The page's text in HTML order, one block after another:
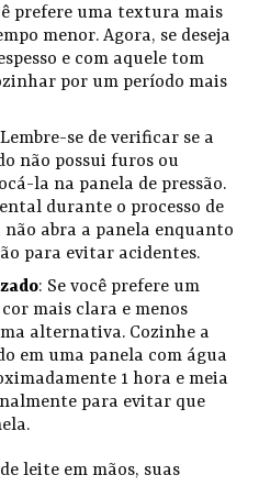
prefere uma textura mais
menor. Agora, se deseja
e com aquele tom
por um período mais
se de verificar se a
não possui furos ou
la na panela de pressão.
durante o processo de
não abra a panela enquanto
para evitar acidentes.
: Se você prefere um
mais clara e menos
alternativa. Cozinhe a
em uma panela com água
1 hora e meia
para evitar que
leite em mãos, suas